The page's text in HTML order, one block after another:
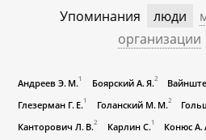
Упоминания люди
организации
Андреев Э. М. 1 Боярский А. Я. 2
Глезерман Г. Е. 1 Голанский М. М. 2
Канторович Л. В.2 Карлин С. 1 Конюс А.